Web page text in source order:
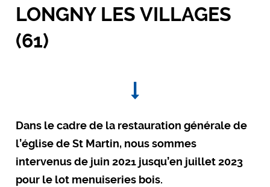
LONGNY LES VILLAGES
(61)
Dans le cadre de la restauration générale de
l’église de St Martin, nous sommes
intervenus de juin 2021 jusqu’en juillet 2023
pour le lot menuiseries bois.